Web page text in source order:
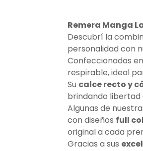
Remera Manga
Descubrí la
personalidad con
Confeccionadas en
respirable, ideal
Su calce recto y
brindando libertad
Algunas de
con diseños full
original a cada
Gracias a sus